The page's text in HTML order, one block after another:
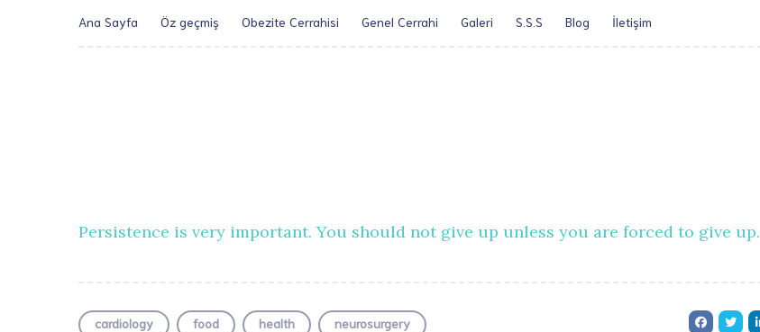
Ana Sayfa Öz geçmiş Obezite Cerrahisi Genel Cerrahi Galeri S.S.S Blog İletişim​
Persistence is very important. You should not give up unless you are forced to give up.
cardiology food health neurosurgery